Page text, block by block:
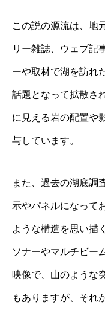
この説の源流は、地
リー雑誌、ウェブ記
ーや取材で湖を訪れ
話題となって拡散さ
に見える岩の配置や
与しています。
また、過去の湖底調
示やパネルになって
ような構造を思い描
ソナーやマルチビー
映像で、山のような
もありますが、それ